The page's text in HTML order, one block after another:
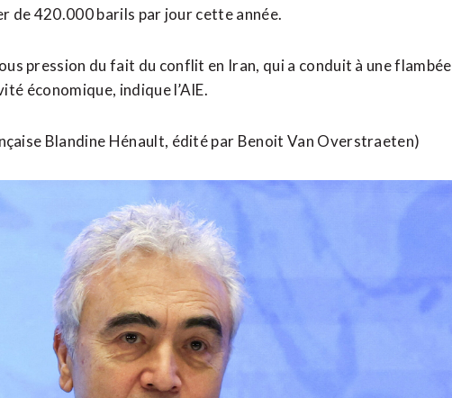
de ​420.000 ​barils par jour cette année.
‌pression du ​fait du conflit en Iran, ​qui a conduit à une flambée
économique, indique l’AIE.
Blandine Hénault, ​édité par Benoit ​Van Overstraeten)